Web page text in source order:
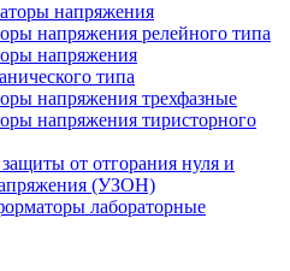
напряжения
напряжения релейного типа
напряжения
типа
напряжения трехфазные
напряжения тиристорного
от отгорания нуля и
(УЗОН)
лабораторные